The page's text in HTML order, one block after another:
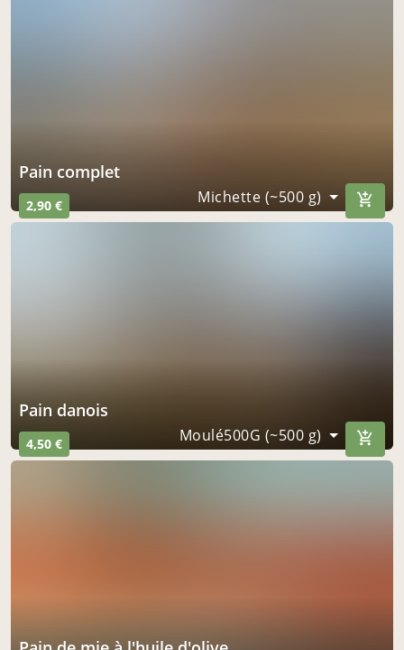
Pain complet
2,90 € Michette (~500 g)
Pain danois
4,50 € Moulé500G (~500 g)